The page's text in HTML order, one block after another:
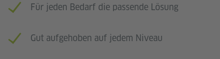
Für jeden Bedarf die passende Lösung
Gut aufgehoben auf jedem Niveau